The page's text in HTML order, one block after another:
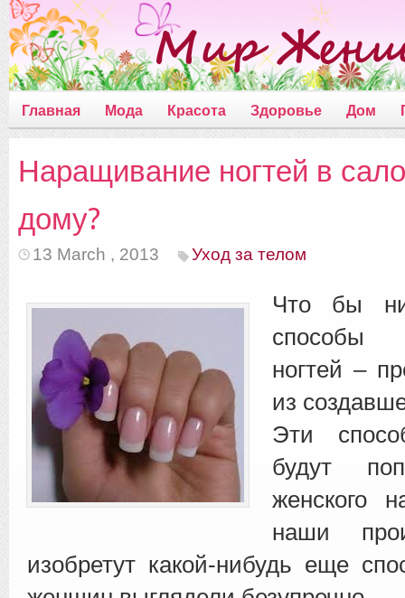
Главная Мода Красота Здоровье Дом
Наращивание ногтей в
дому?
13 March , 2013 Уход за телом
Что бы
способы
ногтей –
из
Эти
будут
женского
наши
изобретут какой-нибудь еще